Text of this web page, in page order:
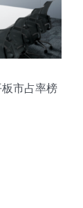
市占率榜